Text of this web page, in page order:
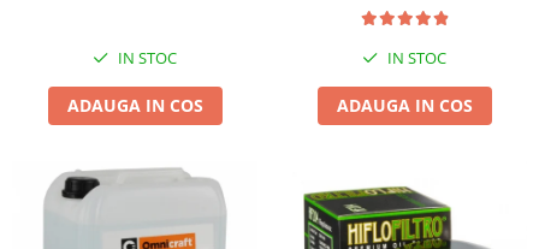
Suporti si placi prindere
IN STOC
ADAUGA IN COS
IN STOC
ADAUGA IN COS